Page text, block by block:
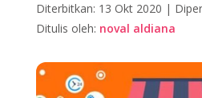
Diterbitkan: 13 Okt 2020 |
Ditulis oleh: noval aldiana